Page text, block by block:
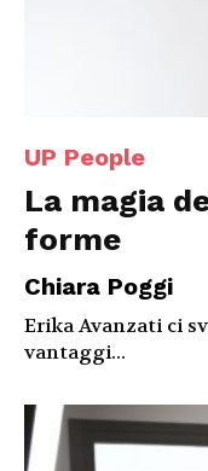
UP People
La magia
forme
Chiara Poggi
Erika Avanzati ci
vantaggi...